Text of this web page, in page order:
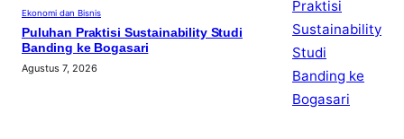
Ekonomi dan Bisnis
Puluhan Praktisi Sustainability Studi
Banding ke Bogasari
Agustus 7, 2026